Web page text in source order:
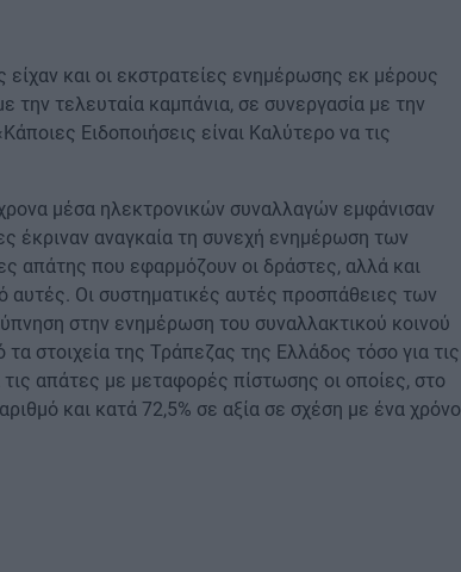
και οι εκστρατείες ενημέρωσης εκ μέρους
τελευταία καμπάνια, σε συνεργασία με την
Ειδοποιήσεις είναι Καλύτερο να τις
μέσα ηλεκτρονικών συναλλαγών εμφάνισαν
έκριναν αναγκαία τη συνεχή ενημέρωση των
απάτης που εφαρμόζουν οι δράστες, αλλά και
αυτές. Οι συστηματικές αυτές προσπάθειες των
στην ενημέρωση του συναλλακτικού κοινού
στοιχεία της Τράπεζας της Ελλάδος τόσο για τις
απάτες με μεταφορές πίστωσης οι οποίες, στο
και κατά 72,5% σε αξία σε σχέση με ένα χρόνο